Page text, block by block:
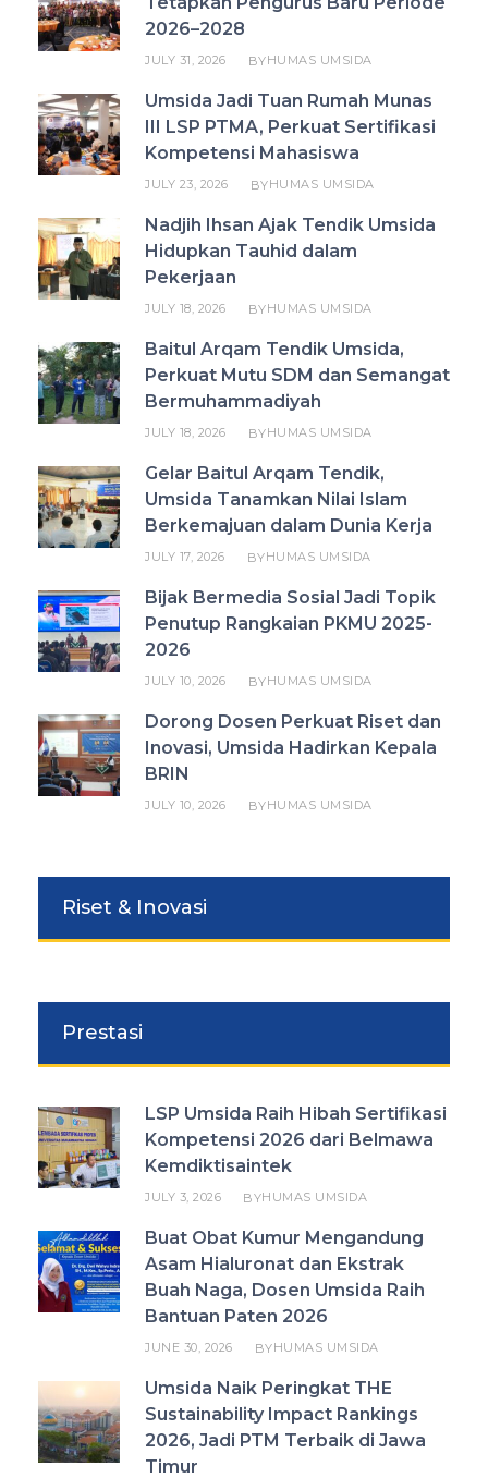
2026–2028
JULY 31, 2026 BYHUMAS UMSIDA
Umsida Jadi Tuan Rumah Munas
III LSP PTMA, Perkuat Sertifikasi
Kompetensi Mahasiswa
JULY 23, 2026 BYHUMAS UMSIDA
Nadjih Ihsan Ajak Tendik Umsida
Hidupkan Tauhid dalam
Pekerjaan
JULY 18, 2026 BYHUMAS UMSIDA
Baitul Arqam Tendik Umsida,
Perkuat Mutu SDM dan Semangat
Bermuhammadiyah
JULY 18, 2026 BYHUMAS UMSIDA
Gelar Baitul Arqam Tendik,
Umsida Tanamkan Nilai Islam
Berkemajuan dalam Dunia Kerja
JULY 17, 2026 BYHUMAS UMSIDA
Bijak Bermedia Sosial Jadi Topik
Penutup Rangkaian PKMU 2025-
2026
JULY 10, 2026 BYHUMAS UMSIDA
Dorong Dosen Perkuat Riset dan
Inovasi, Umsida Hadirkan Kepala
BRIN
JULY 10, 2026 BYHUMAS UMSIDA
Riset & Inovasi
Prestasi
LSP Umsida Raih Hibah Sertifikasi
Kompetensi 2026 dari Belmawa
Kemdiktisaintek
JULY 3, 2026 BYHUMAS UMSIDA
Buat Obat Kumur Mengandung
Asam Hialuronat dan Ekstrak
Buah Naga, Dosen Umsida Raih
Bantuan Paten 2026
JUNE 30, 2026 BYHUMAS UMSIDA
Umsida Naik Peringkat THE
Sustainability Impact Rankings
2026, Jadi PTM Terbaik di Jawa
Timur